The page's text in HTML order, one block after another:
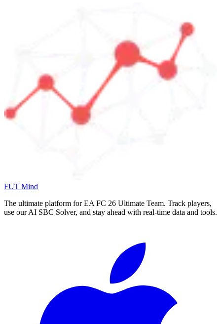
FUT Mind
The ultimate platform for EA FC 26 Ultimate Team. Track players,
use our AI SBC Solver, and stay ahead with real-time data and tools.